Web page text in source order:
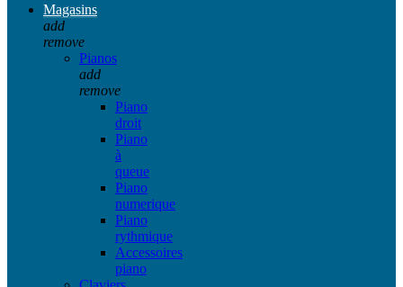
Magasins
add
remove
Pianos
add
remove
Piano
droit
Piano
à
queue
Piano
numerique
Piano
rythmique
Accessoires
piano